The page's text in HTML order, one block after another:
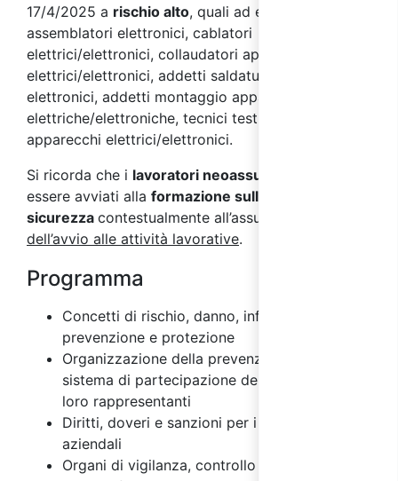
17/4/2025 a rischio alto, quali ad esempio:
assemblatori elettronici, cablatori
elettrici/elettronici, collaudatori apparecchi
elettrici/elettronici, addetti saldatura componenti
elettronici, addetti montaggio apparecchiature
elettriche/elettroniche, tecnici test e qualità
apparecchi elettrici/elettronici.
Si ricorda che i lavoratori neoassunti
essere avviati alla formazione sulla
sicurezza contestualmente all’assunzione e
dell’avvio alle attività lavorative.
Programma
Concetti di rischio, danno, infortunio,
prevenzione e protezione
Organizzazione della prevenzione aziendale e
sistema di partecipazione dei lavoratori e dei
loro rappresentanti
Diritti, doveri e sanzioni per i vari soggetti
aziendali
Organi di vigilanza, controllo e assistenza